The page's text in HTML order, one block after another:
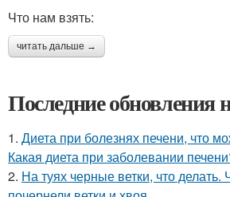
Что нам взять:
читать дальше →
Последние обновления
1. Диета при болезнях печени, что
Какая диета при заболевании
2. На туях черные ветки, что делать.